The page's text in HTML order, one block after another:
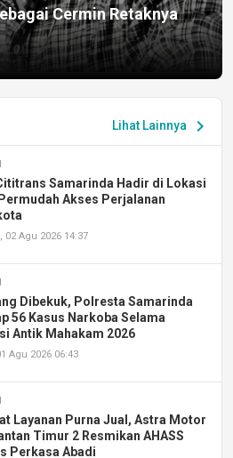
Cermin Retaknya
Lihat Lainnya chevron_right
Samarinda Hadir di Lokasi
Akses Perjalanan
02 Agu 2026 14:37
Dibekuk, Polresta Samarinda
56 Kasus Narkoba Selama
Antik Mahakam 2026
Agu 2026 06:43
Layanan Purna Jual, Astra Motor
Timur 2 Resmikan AHASS
Perkasa Abadi